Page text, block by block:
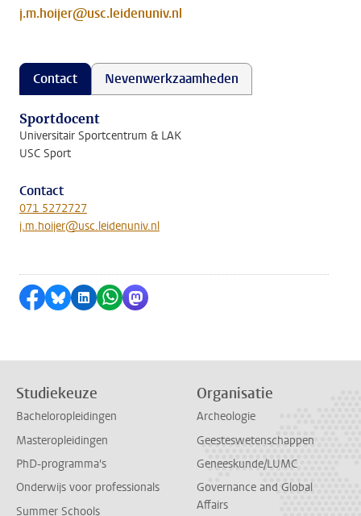
j.m.hoijer@usc.leidenuniv.nl
Contact Nevenwerkzaamheden
Sportdocent
Universitair Sportcentrum & LAK
USC Sport
Contact
071 5272727
j.m.hoijer@usc.leidenuniv.nl
Delen op Facebook
Delen via Bluesky
Delen op LinkedIn
Delen via WhatsApp
Delen via Mastodon
Studiekeuze
Bacheloropleidingen
Masteropleidingen
PhD-programma's
Onderwijs voor professionals
Summer Schools
Organisatie
Archeologie
Geesteswetenschappen
Geneeskunde/LUMC
Governance and Global
Affairs